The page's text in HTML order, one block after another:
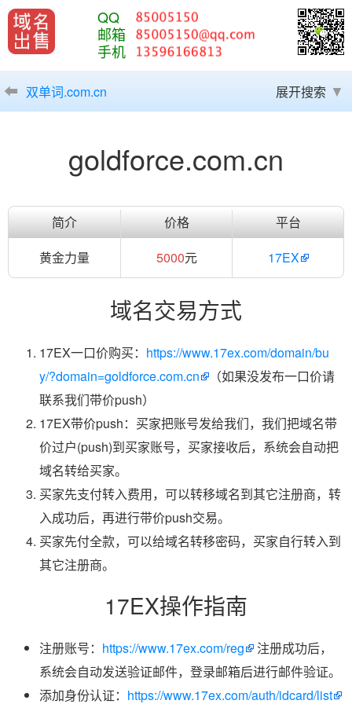
QQ
邮箱
手机
双单词.com.cn 展开搜索
goldforce.com.cn
简介 价格
平台
黄金力量
5000元 17EX
域名交易方式
17EX一口价购买： https://www.17ex.com/domain/bu
y/?domain=goldforce.com.cn
（如果没发布一口价请
联系我们带价push）
17EX带价push：买家把账号发给我们，我们把域名带
价过户(push)到买家账号，买家接收后，系统会自动把
域名转给买家。
买家先支付转入费用，可以转移域名到其它注册商，转
入成功后，再进行带价push交易。
买家先付全款，可以给域名转移密码，买家自行转入到
其它注册商。
17EX操作指南
注册账号： https://www.17ex.com/reg
注册成功后，
系统会自动发送验证邮件，登录邮箱后进行邮件验证。
添加身份认证： https://www.17ex.com/auth/idcard/list